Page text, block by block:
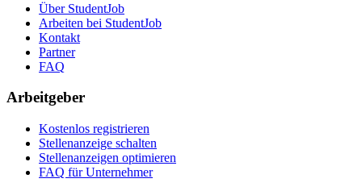
Über StudentJob
Arbeiten bei StudentJob
Kontakt
Partner
FAQ
Arbeitgeber
Kostenlos registrieren
Stellenanzeige schalten
Stellenanzeigen optimieren
FAQ für Unternehmer